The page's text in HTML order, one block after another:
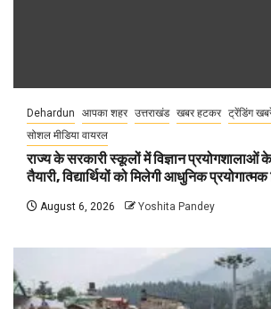
Dehardun आपका शहर उत्तराखंड खबर हटकर ट्रेंडिंग
सोशल मीडिया वायरल
राज्य के सरकारी स्कूलों में विज्ञान
तैयारी, विद्यार्थियों को मिलेगी आधुनिक प्रयोगात्मक
August 6, 2026 Yoshita Pandey